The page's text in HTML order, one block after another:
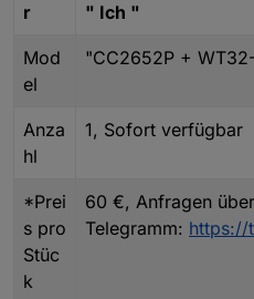
r
" Ich "
Mod
el
"CC2652P +
Anza
hl
1, Sofort verfügbar
*Prei
s pro
Stüc
k
60 €, Anfragen
Telegramm: https://